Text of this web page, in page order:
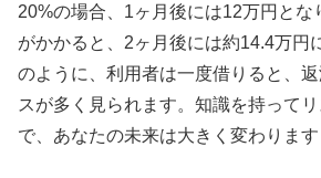
20%の場合、1ヶ月後には12万円とな
がかかると、2ヶ月後には約14.4万円
のように、利用者は一度借りると、
スが多く見られます。知識を持って
で、あなたの未来は大きく変わります